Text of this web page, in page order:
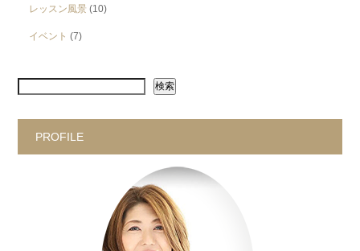
レッスン風景 (10)
イベント (7)
検索
PROFILE